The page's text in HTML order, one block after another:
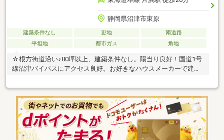
静岡県沼津市東原
建築条件なし 更地
南道路
平坦地
都市ガス 角地
☆根方街道沿い♪80坪以上、建築条件なし。陽当り良好！国道1号
線沼津バイパスにアクセス良好。お好きなハウスメーカーで建て